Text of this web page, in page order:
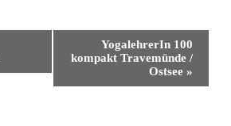
YogalehrerIn 100
kompakt Travemünde /
Ostsee »